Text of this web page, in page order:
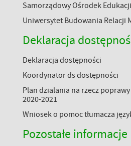
Samorządowy Ośrodek
Uniwersytet Budowania Relacji
Deklaracja
Deklaracja dostępności
Koordynator ds dostępności
Plan dzialania na rzecz
2020-2021
Wniosek o pomoc tłumacza
Pozostałe informacje